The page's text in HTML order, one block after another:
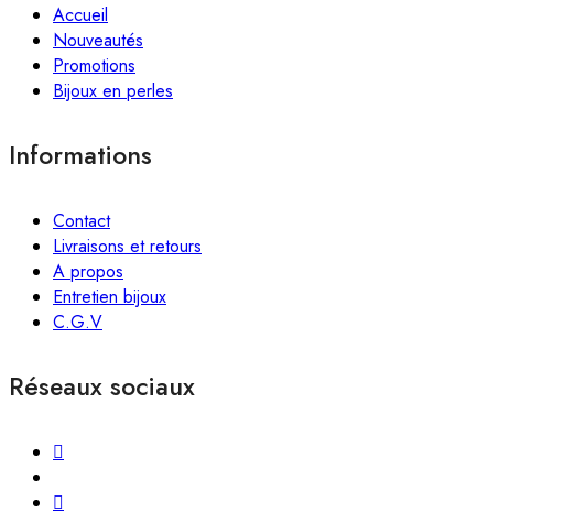
Accueil
Nouveautés
Promotions
Bijoux en perles
Informations
Contact
Livraisons et retours
A propos
Entretien bijoux
C.G.V
Réseaux sociaux